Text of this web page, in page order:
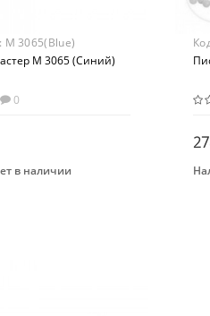
M 3065(Blue)
M 3065 (Синий)
0
в наличии